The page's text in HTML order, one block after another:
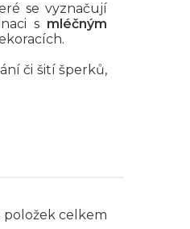
se vyznačují
s mléčným
či šití šperků,
položek celkem